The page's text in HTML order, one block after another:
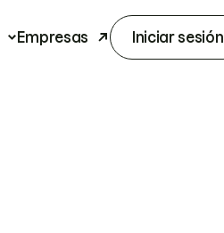
Empresas Iniciar sesión